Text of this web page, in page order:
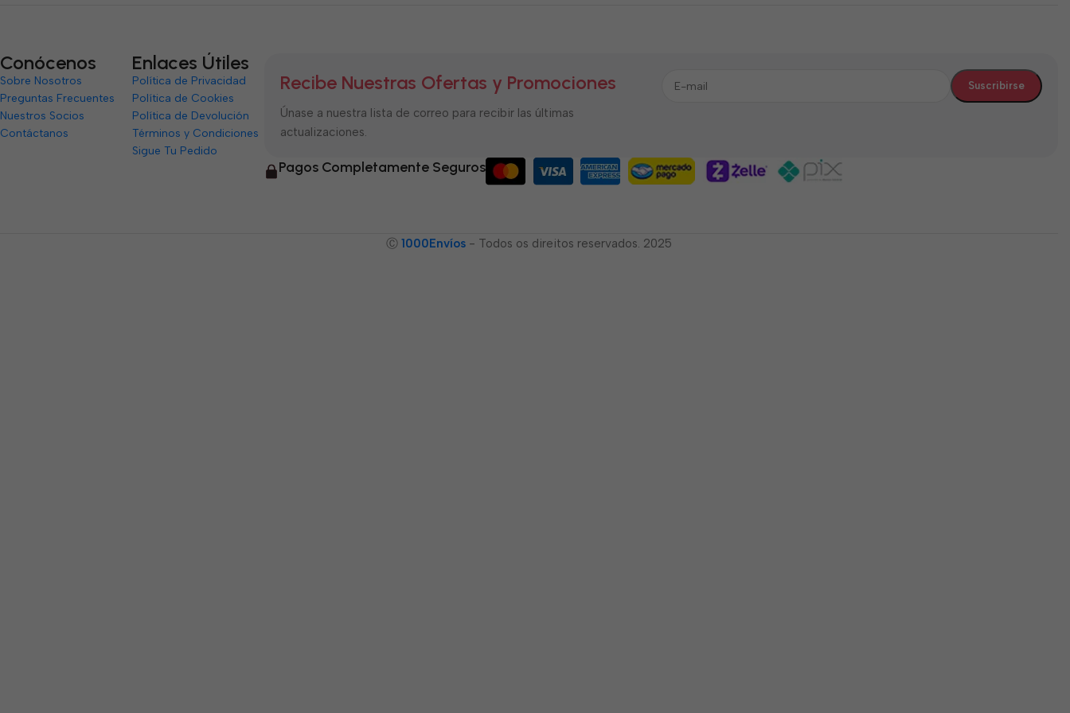
Conócenos
Sobre Nosotros
Preguntas Frecuentes
Nuestros Socios
Contáctanos
Enlaces Útiles
Política de Privacidad
Política de Cookies
Política de Devolución
Términos y Condiciones
Sigue Tu Pedido
Recibe Nuestras Ofertas y Promociones
Únase a nuestra lista de correo para recibir las últimas
actualizaciones.
Pagos Completamente Seguros
Ⓒ 1000Envíos - Todos os direitos reservados. 2025